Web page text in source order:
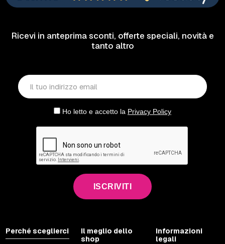
Ricevi in anteprima sconti, offerte speciali, novità e
tanto altro
Ho letto e accetto la Privacy Policy
ISCRIVITI
Perché sceglierci
Il meglio dello
shop
Informazioni
legali